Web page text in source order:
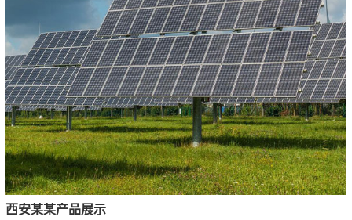
西安某某产品展示